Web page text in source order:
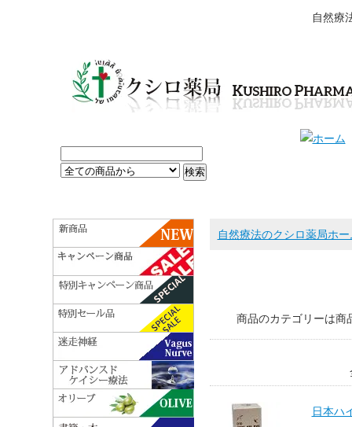
自然療
自然療法のクシロ薬局ホー
商品のカテゴリーは商
日本ハ